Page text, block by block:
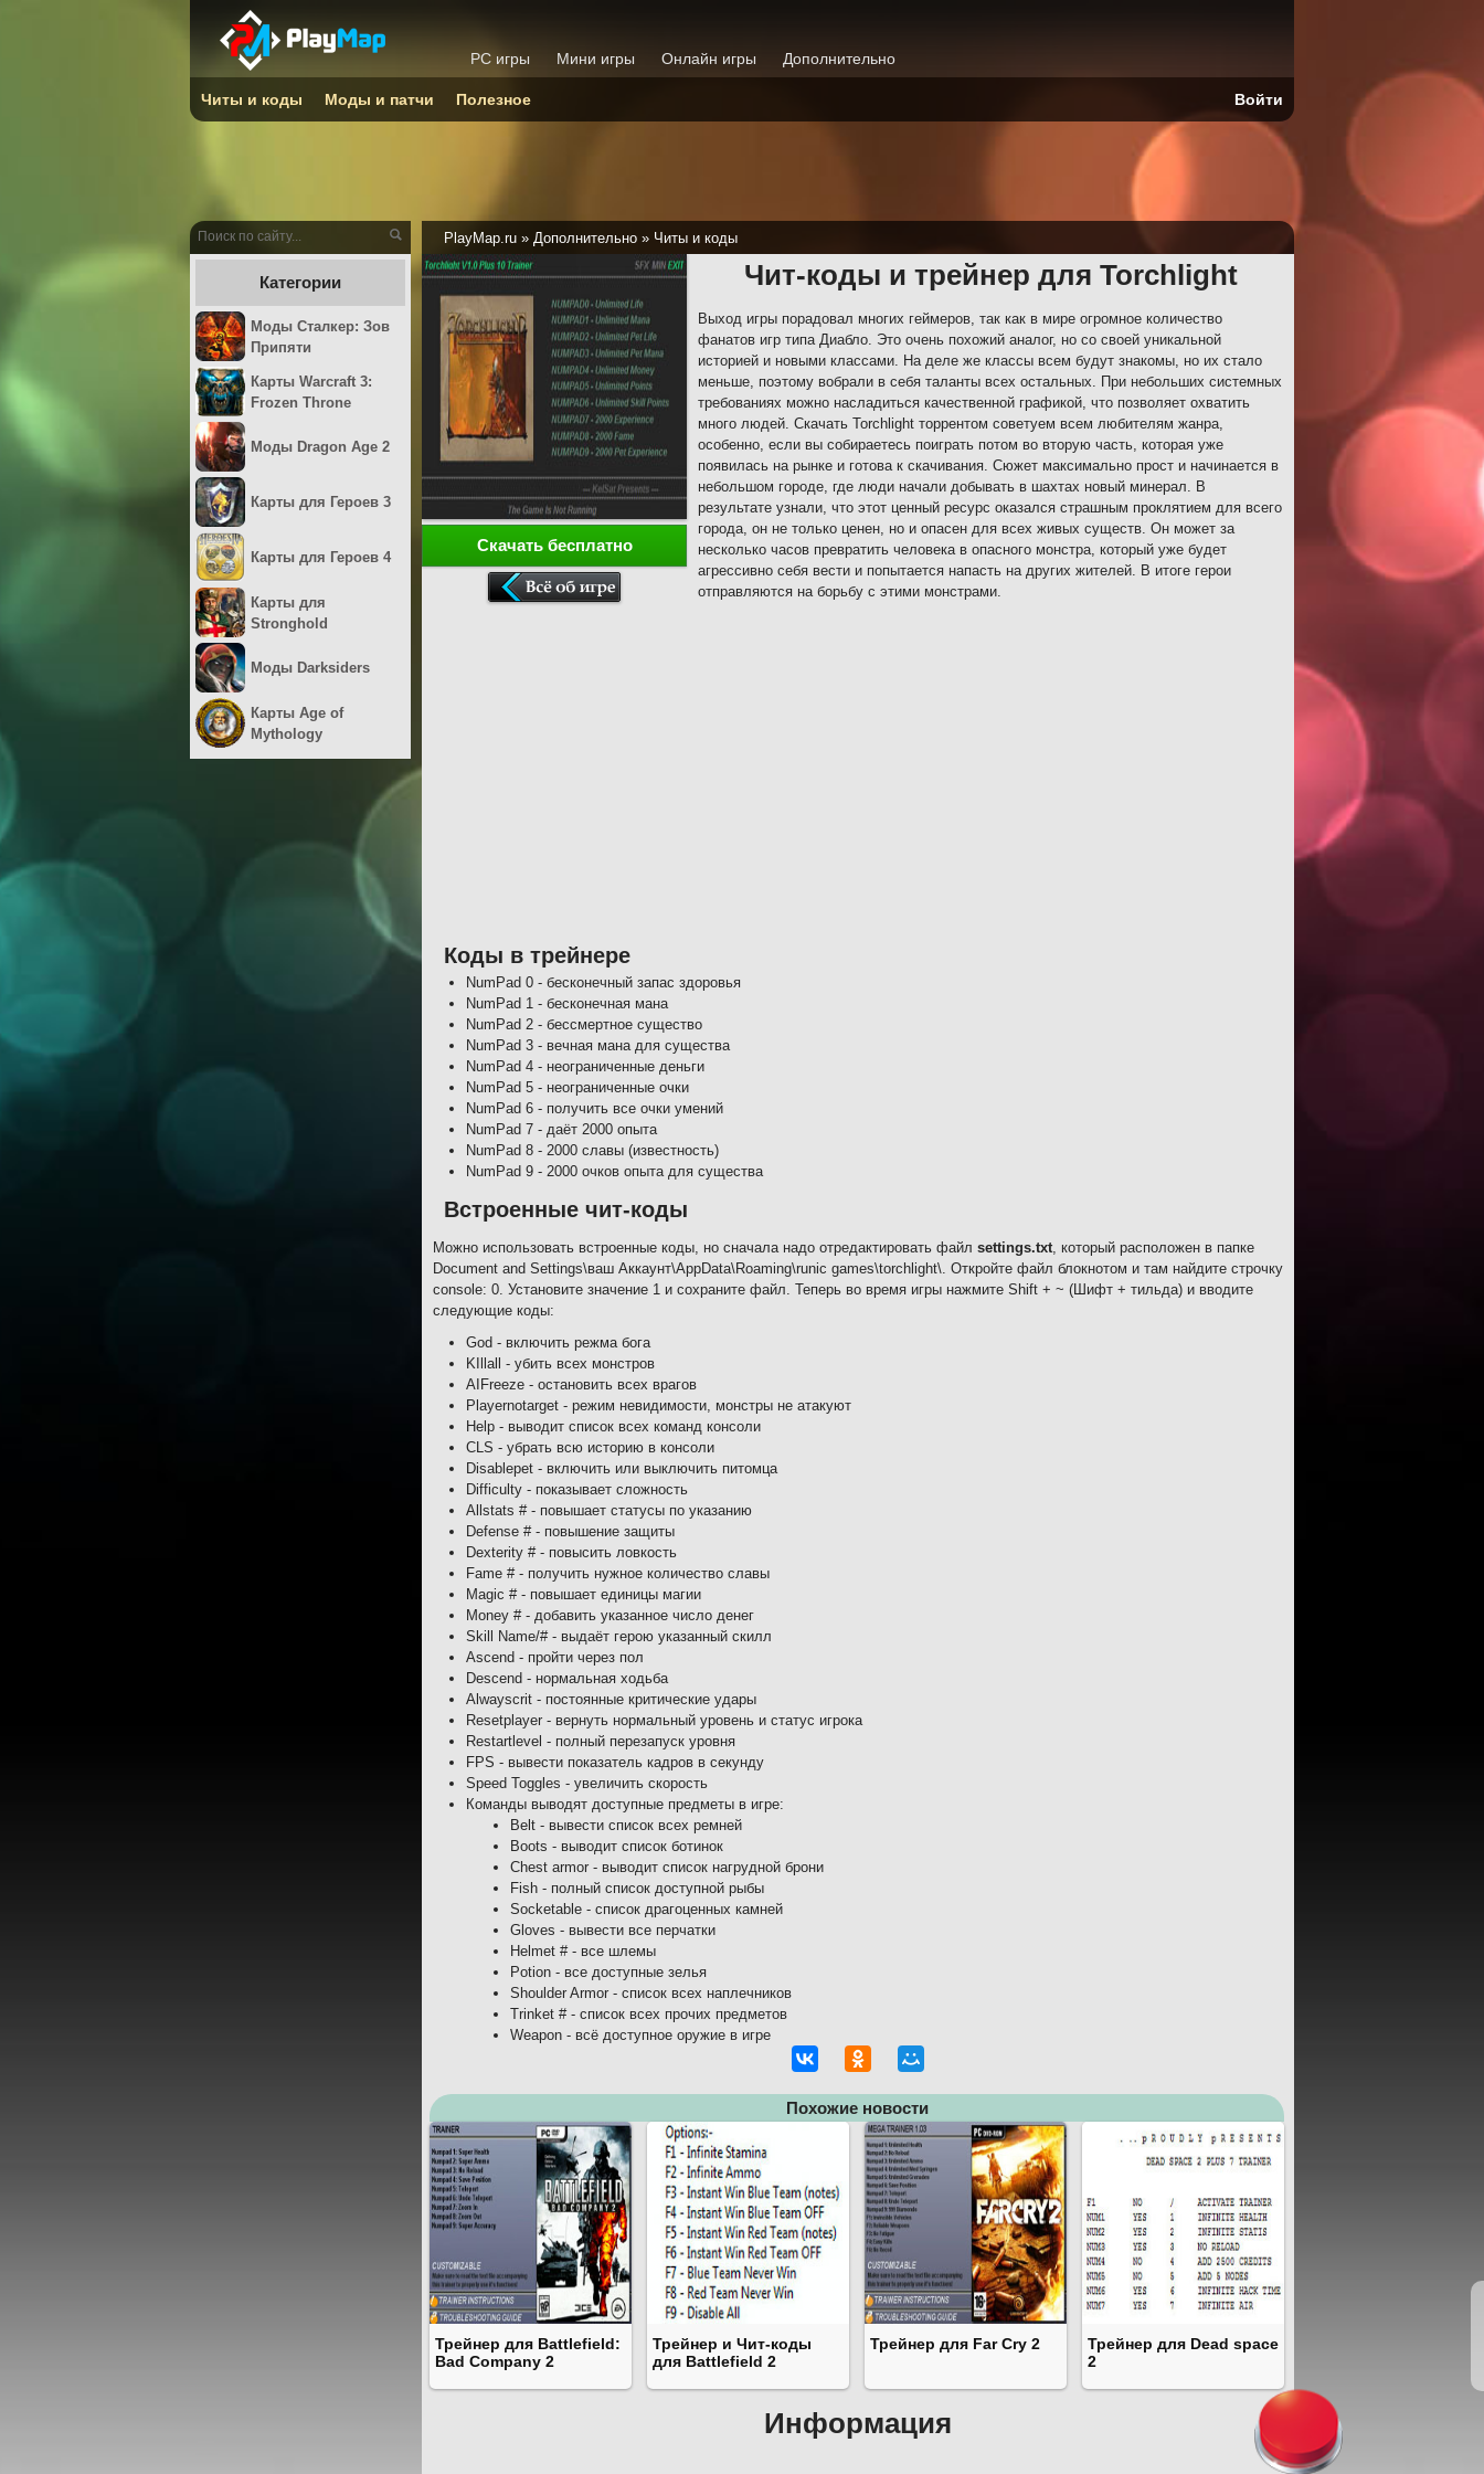
PlayMap.ru » Дополнительно » Читы и коды
Чит-коды и трейнер для Torchlight
Выход игры порадовал многих геймеров, так как в мире огромное количество
фанатов игр типа Диабло. Это очень похожий аналог, но со своей уникальной
историей и новыми классами. На деле же классы всем будут знакомы, но их стало
меньше, поэтому вобрали в себя таланты всех остальных. При небольших системных
требованиях можно насладиться качественной графикой, что позволяет охватить
много людей. Скачать Torchlight торрентом советуем всем любителям жанра,
особенно, если вы собираетесь поиграть потом во вторую часть, которая уже
появилась на рынке и готова к скачивания. Сюжет максимально прост и начинается в
небольшом городе, где люди начали добывать в шахтах новый минерал. В
результате узнали, что этот ценный ресурс оказался страшным проклятием для всего
города, он не только ценен, но и опасен для всех живых существ. Он может за
несколько часов превратить человека в опасного монстра, который уже будет
агрессивно себя вести и попытается напасть на других жителей. В итоге герои
отправляются на борьбу с этими монстрами.
Скачать бесплатно
Коды в трейнере
NumPad 0 - бесконечный запас здоровья
NumPad 1 - бесконечная мана
NumPad 2 - бессмертное существо
NumPad 3 - вечная мана для существа
NumPad 4 - неограниченные деньги
NumPad 5 - неограниченные очки
NumPad 6 - получить все очки умений
NumPad 7 - даёт 2000 опыта
NumPad 8 - 2000 славы (известность)
NumPad 9 - 2000 очков опыта для существа
Встроенные чит-коды
Можно использовать встроенные коды, но сначала надо отредактировать файл settings.txt, который расположен в папке
Document and Settings\ваш Аккаунт\AppData\Roaming\runic games\torchlight\. Откройте файл блокнотом и там найдите строчку
console: 0. Установите значение 1 и сохраните файл. Теперь во время игры нажмите Shift + ~ (Шифт + тильда) и вводите
следующие коды:
God - включить режма бога
KIllall - убить всех монстров
AIFreeze - остановить всех врагов
Playernotarget - режим невидимости, монстры не атакуют
Help - выводит список всех команд консоли
CLS - убрать всю историю в консоли
Disablepet - включить или выключить питомца
Difficulty - показывает сложность
Allstats # - повышает статусы по указанию
Defense # - повышение защиты
Dexterity # - повысить ловкость
Fame # - получить нужное количество славы
Magic # - повышает единицы магии
Money # - добавить указанное число денег
Skill Name/# - выдаёт герою указанный скилл
Ascend - пройти через пол
Descend - нормальная ходьба
Alwayscrit - постоянные критические удары
Resetplayer - вернуть нормальный уровень и статус игрока
Restartlevel - полный перезапуск уровня
FPS - вывести показатель кадров в секунду
Speed Toggles - увеличить скорость
Команды выводят доступные предметы в игре:
Belt - вывести список всех ремней
Boots - выводит список ботинок
Chest armor - выводит список нагрудной брони
Fish - полный список доступной рыбы
Socketable - список драгоценных камней
Gloves - вывести все перчатки
Helmet # - все шлемы
Potion - все доступные зелья
Shoulder Armor - список всех наплечников
Trinket # - список всех прочих предметов
Weapon - всё доступное оружие в игре
Похожие новости
Трейнер для Battlefield:
Bad Company 2
Трейнер и Чит-коды
для Battlefield 2
Трейнер для Far Cry 2
Трейнер для Dead space
2
Информация
Категории
Моды Сталкер: Зов
Припяти
Карты Warcraft 3:
Frozen Throne
Моды Dragon Age 2
Карты для Героев 3
Карты для Героев 4
Карты для
Stronghold
Моды Darksiders
Карты Age of
Mythology
PC игры Мини игры Онлайн игры Дополнительно
Читы и коды Моды и патчи Полезное Войти